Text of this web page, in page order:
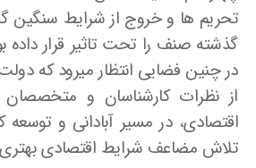
تحریم ها و خروج از شرایط سنگین
گذشته صنف را تحت تاثیر قرار
در چنین فضایی انتظار می­رود که
از نظرات کارشناسان و
اقتصادی، در مسیر آبادانی و توسعه
تلاش مضاعف شرایط اقتصادی بهتری